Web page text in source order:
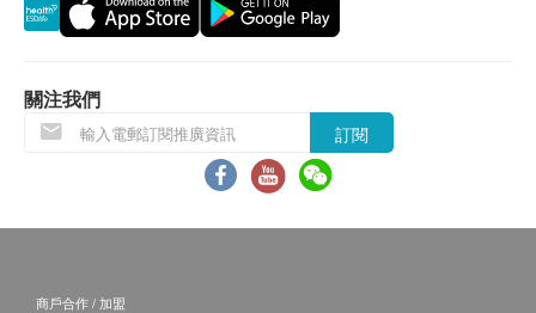
主要成份
化98%多酚及50%益多酚EGCG）
天然植物膠囊（水溶性植物多醣體），增體劑（植物
纖維素），抗結劑（硬脂酸鎂，二氧化矽）
受該訂單，並且會於送貨前透過電話或電郵通知顧
客再作安排。
保證
貨品質量保證，於顧客收到產品當日起計，食用期
應最少有6個月或以上 ( 6 個月以下之產品會列明
到期日於上產品詳情中)。
當顧客收取已訂購之貨品時，有責任檢查貨品是否
關注我們
訂閱
商戶合作 / 加盟